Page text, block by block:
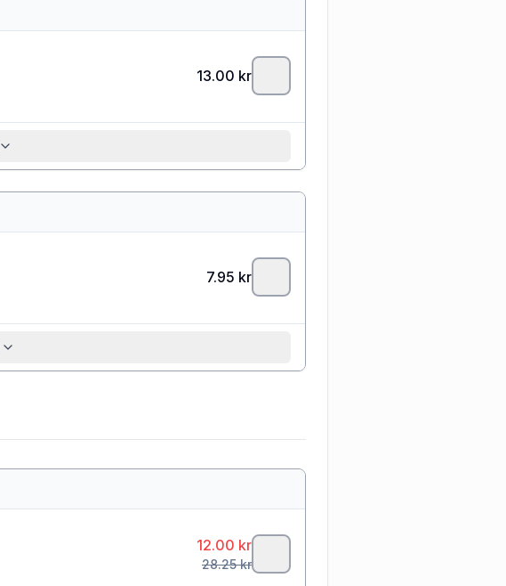
13.00 kr
7.95 kr
12.00 kr
28.25kr